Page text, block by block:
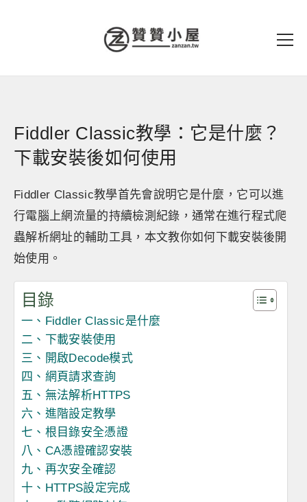
Fiddler Classic教學：它是什麼？
下載安裝後如何使用
Fiddler Classic教學首先會說明它是什麼，它可以進
行電腦上網流量的持續檢測紀錄，通常在進行程式爬
蟲解析網址的輔助工具，本文教你如何下載安裝後開
始使用。
目錄
一、Fiddler Classic是什麼
二、下載安裝使用
三、開啟Decode模式
四、網頁請求查詢
五、無法解析HTTPS
六、進階設定教學
七、根目錄安全憑證
八、CA憑證確認安裝
九、再次安全確認
十、HTTPS設定完成